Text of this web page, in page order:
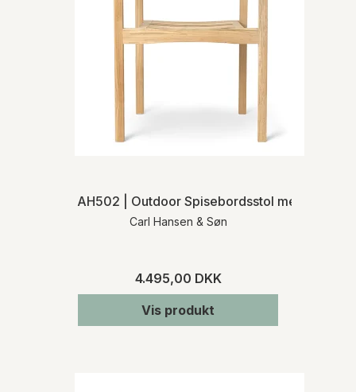
AH502 | Outdoor Spisebordsstol med armlæn
Carl Hansen & Søn
4.495,00 DKK
Vis produkt